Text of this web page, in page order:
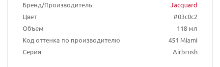
Бренд/Производитель
Jacquard
Цвет
#03c0c2
Объем
118 мл
Код оттенка по производителю
451 Miami
Серия
Airbrush